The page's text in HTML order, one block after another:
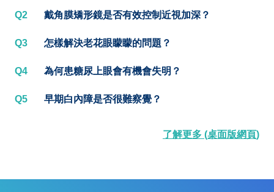
Q2 戴角膜矯形鏡是否有效控制近視加深？
Q3 怎樣解決老花眼矇矇的問題？
Q4 為何患糖尿上眼會有機會失明？
Q5 早期白內障是否很難察覺？
了解更多 (桌面版網頁)